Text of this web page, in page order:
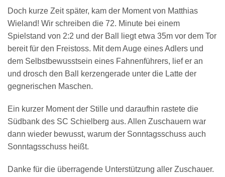
Doch kurze Zeit später, kam der Moment von Matthias
Wieland! Wir schreiben die 72. Minute bei einem
Spielstand von 2:2 und der Ball liegt etwa 35m vor dem Tor
bereit für den Freistoss. Mit dem Auge eines Adlers und
dem Selbstbewusstsein eines Fahnenführers, lief er an
und drosch den Ball kerzengerade unter die Latte der
gegnerischen Maschen.
Ein kurzer Moment der Stille und daraufhin rastete die
Südbank des SC Schielberg aus. Allen Zuschauern war
dann wieder bewusst, warum der Sonntagsschuss auch
Sonntagsschuss heißt.
Danke für die überragende Unterstützung aller Zuschauer.